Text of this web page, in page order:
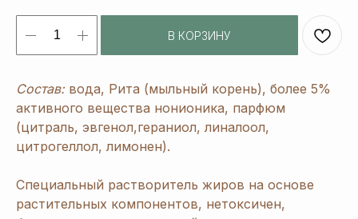
В КОРЗИНУ
Состав:вода, Рита (мыльный корень), более 5%
активного вещества нонионика, парфюм
(цитраль, эвгенол,гераниол, линалоол,
цитрогеллол, лимонен).
Специальный растворитель жиров на основе
растительных компонентов, нетоксичен,